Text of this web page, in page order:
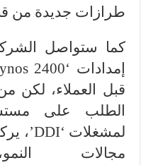
طرازات جديدة من
كما ستواصل
قبل العملاء، لكن
الطلب على
مجالات